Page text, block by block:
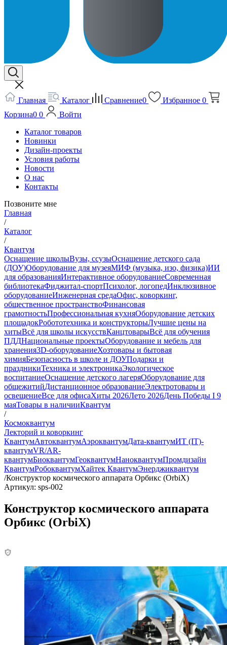
Главная Каталог Сравнение0 Избранное 0
Корзина0 0
Войти
Каталог товаров
Новинки
Дизайн-проекты
Условия работы
Новости
О нас
Контакты
Позвоните мне
Главная
/
Каталог
/
Квантум
Оснащение школыВузы, ссузыОснащение детского сада
(ДОУ)Оборудование для музеяМИФ (музыка, изо, физика)ИИ
для образованияИнтерактивное оборудованиеСовременная
библиотекаФиджитал-спортПсихолог, логопедИнклюзивное
оборудованиеИнженерная средаОфис, коворкинг,
общественное пространствоФинансовая
грамотностьПрофессиональная кухняОборудование детских
площадокРобототехника и конструкторыЛучшие цены на
хитыВсё для школы искусствКанцтоварыВсё для обучения
ПДДНациональные проектыОборудование и мебель для
хранения3D-оборудованиеХозтовары и бытовая
химияБезопасность в школе и ДОУПодарки и
праздникиТехника и электроникаЭкологическое
воспитаниеОснащение детского лагеряОборудование для
общежитийДистанционное образованиеЭлектротовары и
освещениеВсе для офисаХиты 2026Лето 2026День Победы I 9
маяТовары в наличииКвантум
/
Космоквантум
Лекторий и коворкинг
КвантумАвтоквантумАэроквантумДата-квантумИТ (IT)-
квантумVR/AR-
квантумБиоквантумГеоквантумНаноквантумПромдизайн
КвантумРобоквантумХайтек КвантумЭнерджиквантум
/Конструктор космического аппарата Орбикс (OrbiX)
Артикул: sps-002
Конструктор космического аппарата
Орбикс (OrbiX)